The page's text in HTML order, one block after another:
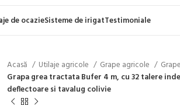
de ocazieSisteme de irigatTestimoniale
Acasă Utilaje agricole Grape agricole
Grapa grea tractata Bufer 4 m, cu 32 talere
deflectoare si tavalug colivie